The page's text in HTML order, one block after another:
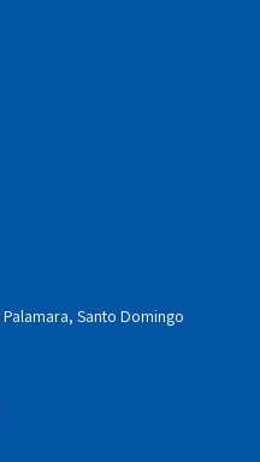
Santo Domingo